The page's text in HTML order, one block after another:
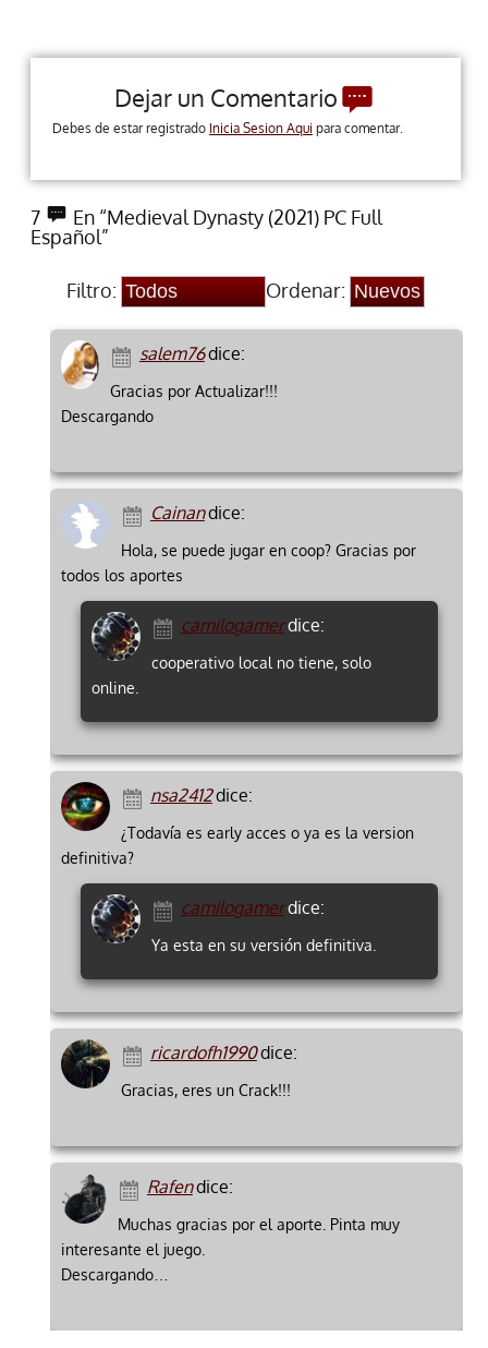
Dejar un Comentario
Debes de estar registrado Inicia Sesion Aqui para comentar.
7
En “Medieval Dynasty (2021) PC Full
Español”
Filtro: Ordenar:
salem76dice:
Gracias por Actualizar!!!
Descargando
Cainandice:
Hola, se puede jugar en coop? Gracias por
todos los aportes
camilogamerdice:
cooperativo local no tiene, solo
online.
nsa2412dice:
¿Todavía es early acces o ya es la version
definitiva?
camilogamerdice:
Ya esta en su versión definitiva.
ricardofh1990dice:
Gracias, eres un Crack!!!
Rafendice:
Muchas gracias por el aporte. Pinta muy
interesante el juego.
Descargando…